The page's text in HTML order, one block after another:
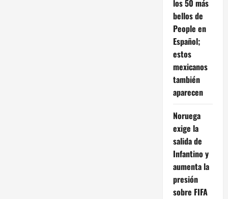
los 50 más
bellos de
People en
Español;
estos
mexicanos
también
aparecen
Noruega
exige la
salida de
Infantino y
aumenta la
presión
sobre FIFA